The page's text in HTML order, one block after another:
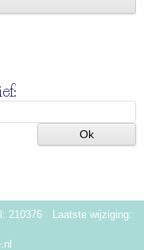
210376
Laatste wijziging: